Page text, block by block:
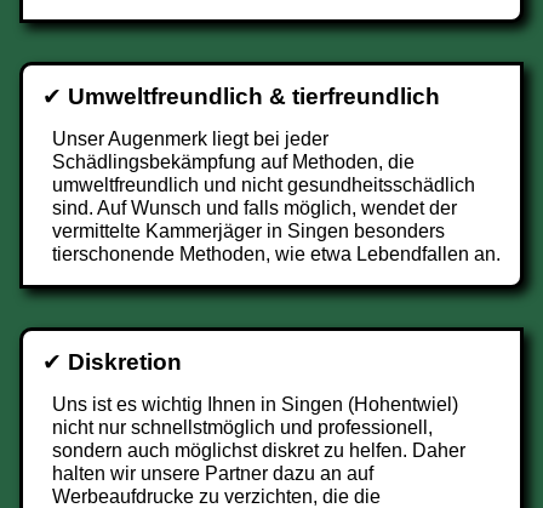
✔ Umweltfreundlich & tierfreundlich
Unser Augenmerk liegt bei jeder
Schädlingsbekämpfung auf Methoden, die
umweltfreundlich und nicht gesundheitsschädlich
sind. Auf Wunsch und falls möglich, wendet der
vermittelte Kammerjäger in Singen besonders
tierschonende Methoden, wie etwa Lebendfallen an.
✔ Diskretion
Uns ist es wichtig Ihnen in Singen (Hohentwiel)
nicht nur schnellstmöglich und professionell,
sondern auch möglichst diskret zu helfen. Daher
halten wir unsere Partner dazu an auf
Werbeaufdrucke zu verzichten, die die